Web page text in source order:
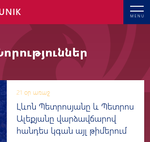
MENU
21 օր առաջ
Լևոն Պետրոսյանը և Պետրոս
Ալեքյանը վարձավճարով
հանդես կգան այլ թիմերում